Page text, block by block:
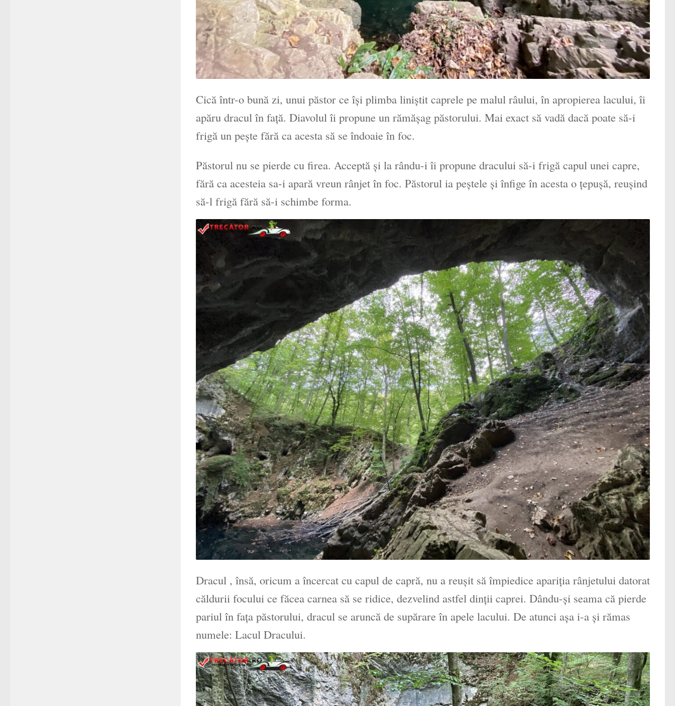
Cică într-o bună zi, unui păstor ce își plimba liniștit caprele pe malul râului, în apropierea lacului, îi
apăru dracul în față. Diavolul îi propune un rămășag păstorului. Mai exact să vadă dacă poate să-i
frigă un pește fără ca acesta să se îndoaie în foc.
Păstorul nu se pierde cu firea. Acceptă și la rându-i îi propune dracului să-i frigă capul unei capre,
fără ca acesteia sa-i apară vreun rânjet în foc. Păstorul ia peștele și înfige în acesta o țepușă, reușind
să-l frigă fără să-i schimbe forma.
Dracul , însă, oricum a încercat cu capul de capră, nu a reușit să împiedice apariția rânjetului datorat
căldurii focului ce făcea carnea să se ridice, dezvelind astfel dinții caprei. Dându-și seama că pierde
pariul în fața păstorului, dracul se aruncă de supărare în apele lacului. De atunci așa i-a și rămas
numele: Lacul Dracului.